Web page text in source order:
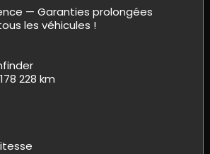
— Garanties prolongées
les véhicules !
228 km